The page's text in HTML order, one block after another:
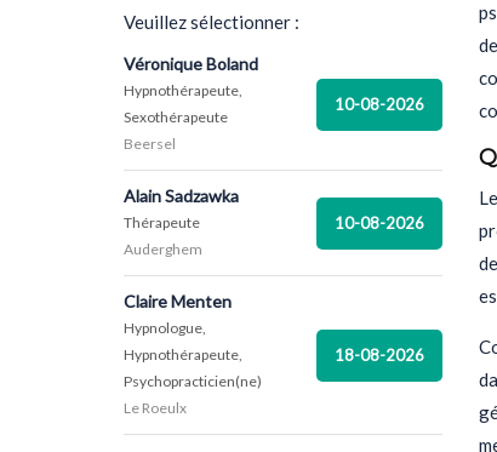
Veuillez sélectionner :
Véronique Boland
Hypnothérapeute,
Sexothérapeute
Beersel
10-08-2026
Alain Sadzawka
Thérapeute
Auderghem
10-08-2026
Claire Menten
Hypnologue,
Hypnothérapeute,
Psychopracticien(ne)
Le Roeulx
18-08-2026